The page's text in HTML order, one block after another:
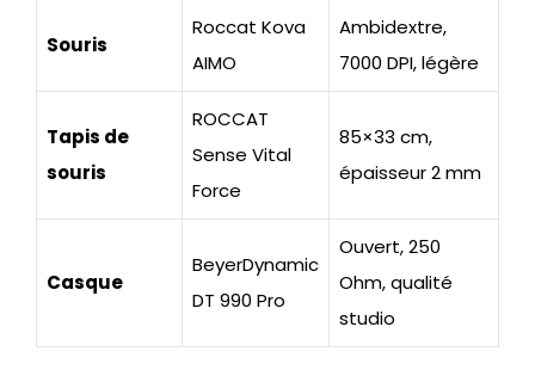
Souris
Roccat Kova
AIMO
Ambidextre,
7000 DPI, légère
Tapis de
souris
ROCCAT
Sense Vital
Force
85×33 cm,
épaisseur 2 mm
Casque
BeyerDynamic
DT 990 Pro
Ouvert, 250
Ohm, qualité
studio